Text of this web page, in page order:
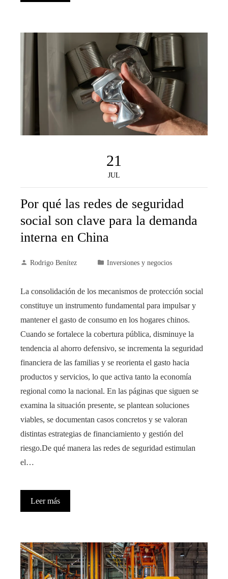
21
JUL
Por qué las redes de seguridad
social son clave para la demanda
interna en China
Rodrigo Benítez Inversiones y negocios
La consolidación de los mecanismos de protección social
constituye un instrumento fundamental para impulsar y
mantener el gasto de consumo en los hogares chinos.
Cuando se fortalece la cobertura pública, disminuye la
tendencia al ahorro defensivo, se incrementa la seguridad
financiera de las familias y se reorienta el gasto hacia
productos y servicios, lo que activa tanto la economía
regional como la nacional. En las páginas que siguen se
examina la situación presente, se plantean soluciones
viables, se documentan casos concretos y se valoran
distintas estrategias de financiamiento y gestión del
riesgo.De qué manera las redes de seguridad estimulan
el…
Leer más